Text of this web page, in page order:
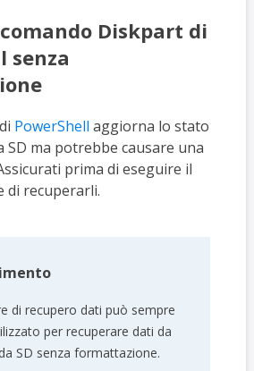
Diskpart di
senza
PowerShell aggiorna lo stato
SD ma potrebbe causare una
prima di eseguire il
di recuperarli.
di recupero dati può sempre
per recuperare dati da
SD senza formattazione.